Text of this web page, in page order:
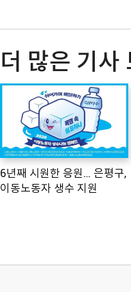
더 많은 기사
6년째 시원한 응원… 은평구,
이동노동자 생수 지원